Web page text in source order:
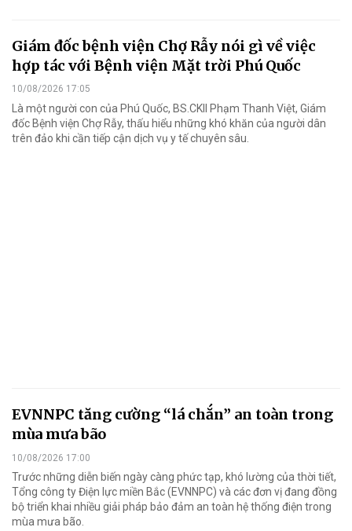
Giám đốc bệnh viện Chợ Rẫy nói gì về việc
hợp tác với Bệnh viện Mặt trời Phú Quốc
10/08/2026 17:05
Là một người con của Phú Quốc, BS.CKII Phạm Thanh Việt, Giám
đốc Bệnh viện Chợ Rẫy, thấu hiểu những khó khăn của người dân
trên đảo khi cần tiếp cận dịch vụ y tế chuyên sâu.
EVNNPC tăng cường “lá chắn” an toàn trong
mùa mưa bão
10/08/2026 17:00
Trước những diễn biến ngày càng phức tạp, khó lường của thời tiết,
Tổng công ty Điện lực miền Bắc (EVNNPC) và các đơn vị đang đồng
bộ triển khai nhiều giải pháp bảo đảm an toàn hệ thống điện trong
mùa mưa bão.